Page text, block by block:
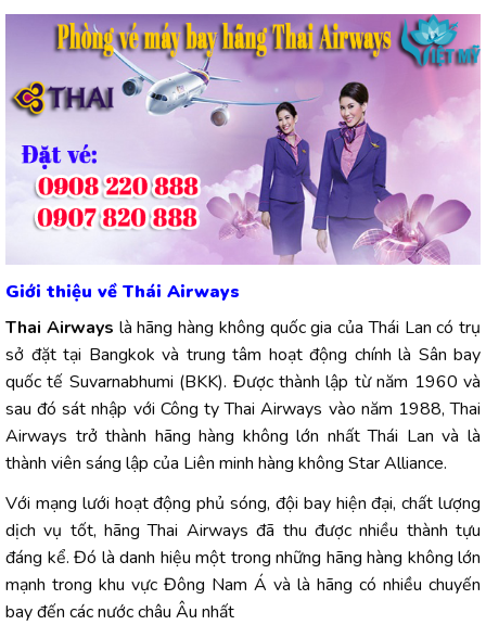
Giới thiệu về Thái Airways
Thai Airways là hãng hàng không quốc gia của Thái Lan có trụ
sở đặt tại Bangkok và trung tâm hoạt động chính là Sân bay
quốc tế Suvarnabhumi (BKK). Được thành lập từ năm 1960 và
sau đó sát nhập với Công ty Thai Airways vào năm 1988, Thai
Airways trở thành hãng hàng không lớn nhất Thái Lan và là
thành viên sáng lập của Liên minh hàng không Star Alliance.
Với mạng lưới hoạt động phủ sóng, đội bay hiện đại, chất lượng
dịch vụ tốt, hãng Thai Airways đã thu được nhiều thành tựu
đáng kể. Đó là danh hiệu một trong những hãng hàng không lớn
mạnh trong khu vực Đông Nam Á và là hãng có nhiều chuyến
bay đến các nước châu Âu nhất